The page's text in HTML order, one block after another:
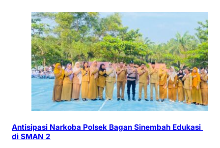
Antisipasi Narkoba Polsek Bagan Sinembah Edukasi
di SMAN 2